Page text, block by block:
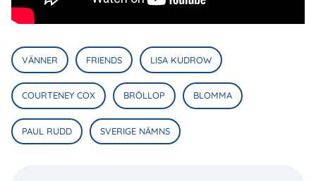
VÄNNER FRIENDS LISA KUDROW
COURTENEY COX BRÖLLOP BLOMMA
PAUL RUDD SVERIGE NÄMNS